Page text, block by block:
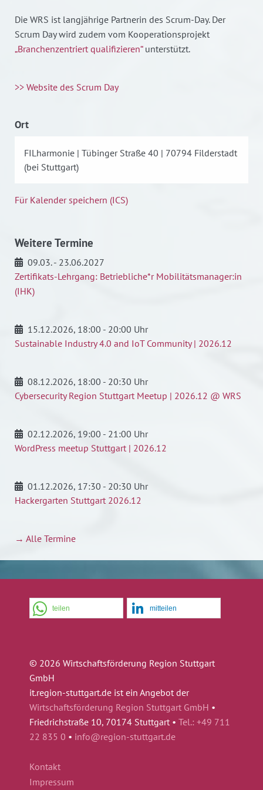
Die WRS ist langjährige Partnerin des Scrum-Day. Der
Scrum Day wird zudem vom Kooperationsprojekt
„Branchenzentriert qualifizieren“unterstützt.
>> Website des Scrum Day
Ort
FILharmonie | Tübinger Straße 40 | 70794 Filderstadt
(bei Stuttgart)
Für Kalender speichern (ICS)
Weitere Termine
09.03. - 23.06.2027
Zertifikats-Lehrgang: Betriebliche*r Mobilitätsmanager:in
(IHK)
15.12.2026, 18:00 - 20:00 Uhr
Sustainable Industry 4.0 and IoT Community | 2026.12
08.12.2026, 18:00 - 20:30 Uhr
Cybersecurity Region Stuttgart Meetup | 2026.12 @ WRS
02.12.2026, 19:00 - 21:00 Uhr
WordPress meetup Stuttgart | 2026.12
01.12.2026, 17:30 - 20:30 Uhr
Hackergarten Stuttgart 2026.12
→ Alle Termine
teilen mitteilen
© 2026 Wirtschaftsförderung Region Stuttgart
GmbH
it.region-stuttgart.de ist ein Angebot der
Wirtschaftsförderung Region Stuttgart GmbH •
Friedrichstraße 10, 70174 Stuttgart • Tel.: +49 711
22 835 0 • info@region-stuttgart.de
Kontakt
Impressum